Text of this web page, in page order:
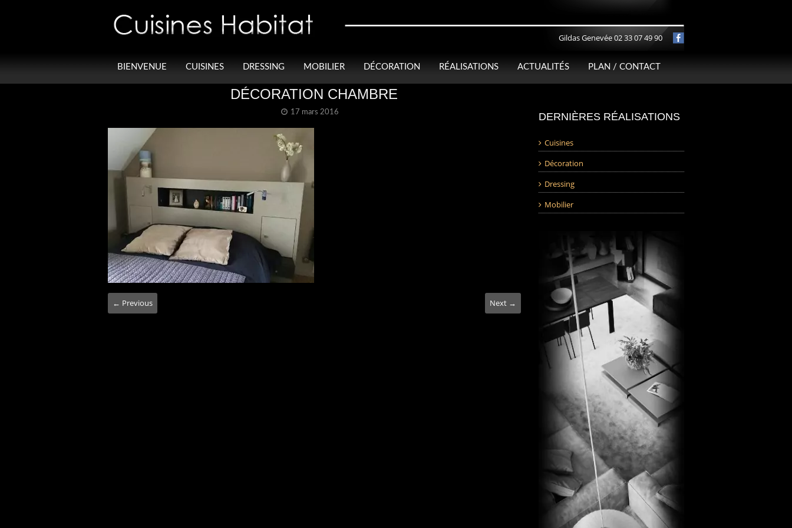
Gildas Genevée 02 33 07 49 90
BIENVENUE CUISINES DRESSING MOBILIER DÉCORATION RÉALISATIONS ACTUALITÉS PLAN / CONTACT
DÉCORATION CHAMBRE
17 mars 2016
← Previous Next →
DERNIÈRES RÉALISATIONS
Cuisines
Décoration
Dressing
Mobilier